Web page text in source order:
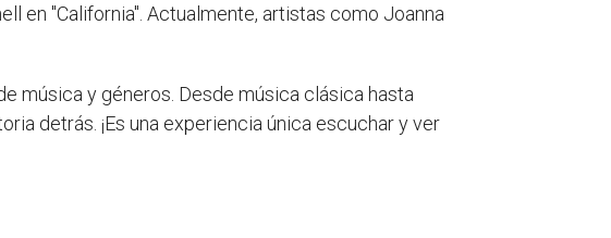
en "California". Actualmente, artistas como Joanna
música y géneros. Desde música clásica hasta
detrás. ¡Es una experiencia única escuchar y ver